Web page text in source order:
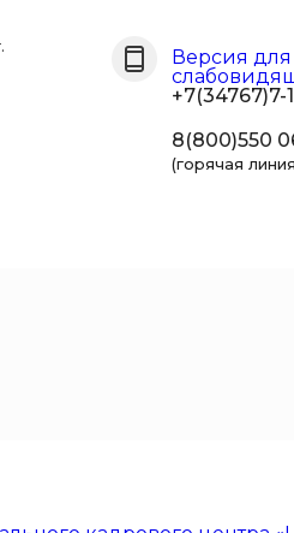
Версия для
+7(34767)7-
8(800)550
(горячая